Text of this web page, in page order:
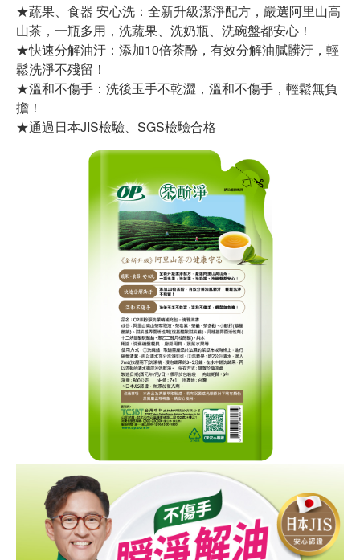
★蔬果、食器 安心洗：全新升級潔淨配方，嚴選阿里山高
山茶，一瓶多用，洗蔬果、洗奶瓶、洗碗盤都安心！
★快速分解油汙：添加10倍茶酚，有效分解油膩髒汙，輕
鬆洗淨不殘留！
★溫和不傷手：洗後玉手不乾澀，溫和不傷手，輕鬆無負
擔！
★通過日本JIS檢驗、SGS檢驗合格